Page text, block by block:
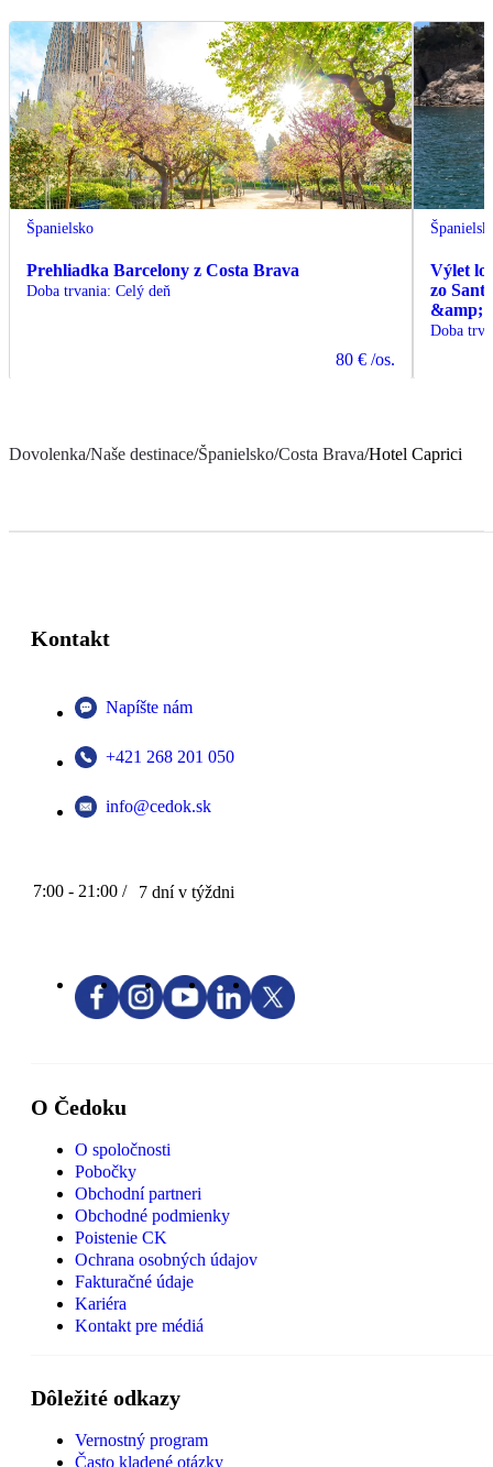
Španielsko
Prehliadka Barcelony z Costa Brava
Doba trvania: Celý deň
80 € /os.
Výlet
zo
&amp;
Doba
Dovolenka/Naše destinace/Španielsko/Costa Brava/Hotel Caprici
Kontakt
Napíšte nám
+421 268 201 050
info@cedok.sk
7:00 - 21:00 / 7 dní v týždni
O Čedoku
O spoločnosti
Pobočky
Obchodní partneri
Obchodné podmienky
Poistenie CK
Ochrana osobných údajov
Fakturačné údaje
Kariéra
Kontakt pre médiá
Dôležité odkazy
Vernostný program
Často kladené otázky